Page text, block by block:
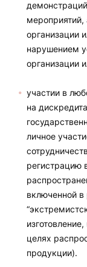
организации
нарушением
организации
участии в
на
личное
регистрацию
включенной в
целях
продукции).